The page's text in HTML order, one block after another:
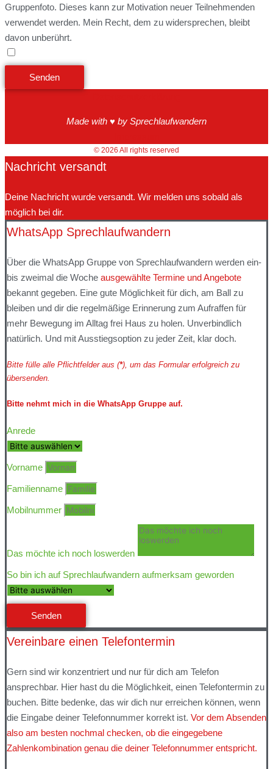
Gruppenfoto. Dieses kann zur Motivation neuer Teilnehmenden
verwendet werden. Mein Recht, dem zu widersprechen, bleibt
davon unberührt.
Senden
Made with ♥ by Sprechlaufwandern
© 2026 All rights reserved
Nachricht versandt
Deine Nachricht wurde versandt. Wir melden uns sobald als
möglich bei dir.
WhatsApp Sprechlaufwandern
Über die WhatsApp Gruppe von Sprechlaufwandern werden ein-
bis zweimal die Woche ausgewählte Termine und Angebote
bekannt gegeben. Eine gute Möglichkeit für dich, am Ball zu
bleiben und dir die regelmäßige Erinnerung zum Aufraffen für
mehr Bewegung im Alltag frei Haus zu holen. Unverbindlich
natürlich. Und mit Ausstiegsoption zu jeder Zeit, klar doch.
Bitte fülle alle Pflichtfelder aus (*), um das Formular erfolgreich zu
übersenden.
Bitte nehmt mich in die WhatsApp Gruppe auf.
Anrede
Vorname
Familienname
Mobilnummer
Das möchte ich noch loswerden
So bin ich auf Sprechlaufwandern aufmerksam geworden
Senden
Vereinbare einen Telefontermin
Gern sind wir konzentriert und nur für dich am Telefon
ansprechbar. Hier hast du die Möglichkeit, einen Telefontermin zu
buchen. Bitte bedenke, das wir dich nur erreichen können, wenn
die Eingabe deiner Telefonnummer korrekt ist. Vor dem Absenden
also am besten nochmal checken, ob die eingegebene
Zahlenkombination genau die deiner Telefonnummer entspricht.